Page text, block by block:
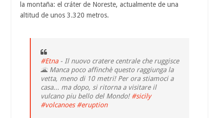
la montaña: el cráter de Noreste, actualmente de una
altitud de unos 3.320 metros.
#Etna- Il nuovo cratere centrale che ruggisce
🌋 Manca poco affinchè questo raggiunga la
vetta, meno di 10 metri! Per ora stiamoci a
casa... ma dopo, si ritorna a visitare il
vulcano piu bello del Mondo! #sicily
#volcanoes #eruption